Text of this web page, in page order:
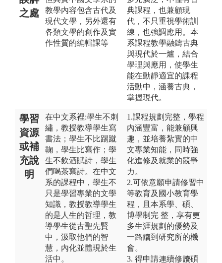
之處
教學內容包含古代及
現代文學，另外還有
各類文學的創作及實
作性質的編輯課等
典課程，也兼顧現
代，不只重視學術訓
練，也強調應用。本
系課程教學融鑄古典
與現代於一爐，結合
學理與應用，使學生
能在動靜適宜的課程
活動中，涵養古典，
掌握現代。
學習
資源
或補
充說
明
在中文系裡:學生不刺
繡，教授教導學生寫
書法；學生不比踢蹴
鞠，學生比寫作；學
生不飲酒賦詩，學生
們喝茶寫詩。在中文
系的課程中，學生不
只是學習專業的文學
知識，教授教導學生
的是人生的哲理，教
導學生從古聖先賢
中，汲取他們的智
慧，內化並體現於生
活中。
1.課程規劃完整，學程
內涵豐富，能兼顧興
趣，並培養紮實的中
文專業知能，同時強
化進修及就業的競爭
力。
2.可依意願申請修習中
等教育及國小教育學
程，且本系學、碩、
博學制完 整，享有更
多生涯規劃的優勢及
一路讀到研究所的機
會。
3. 得申請連續修讀碩